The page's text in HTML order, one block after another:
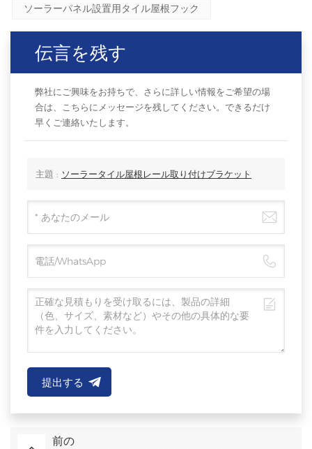
ソーラーパネル設置用タイル屋根フック
伝言を残す
弊社にご興味をお持ちで、さらに詳しい情報をご希望の場
合は、こちらにメッセージを残してください。できるだけ
早くご連絡いたします。
主題 : ソーラータイル屋根レール取り付けブラケット
提出する
前の